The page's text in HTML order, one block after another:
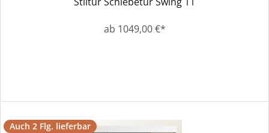
ab 1049,00 €*
Auch 2 Flg. lieferbar